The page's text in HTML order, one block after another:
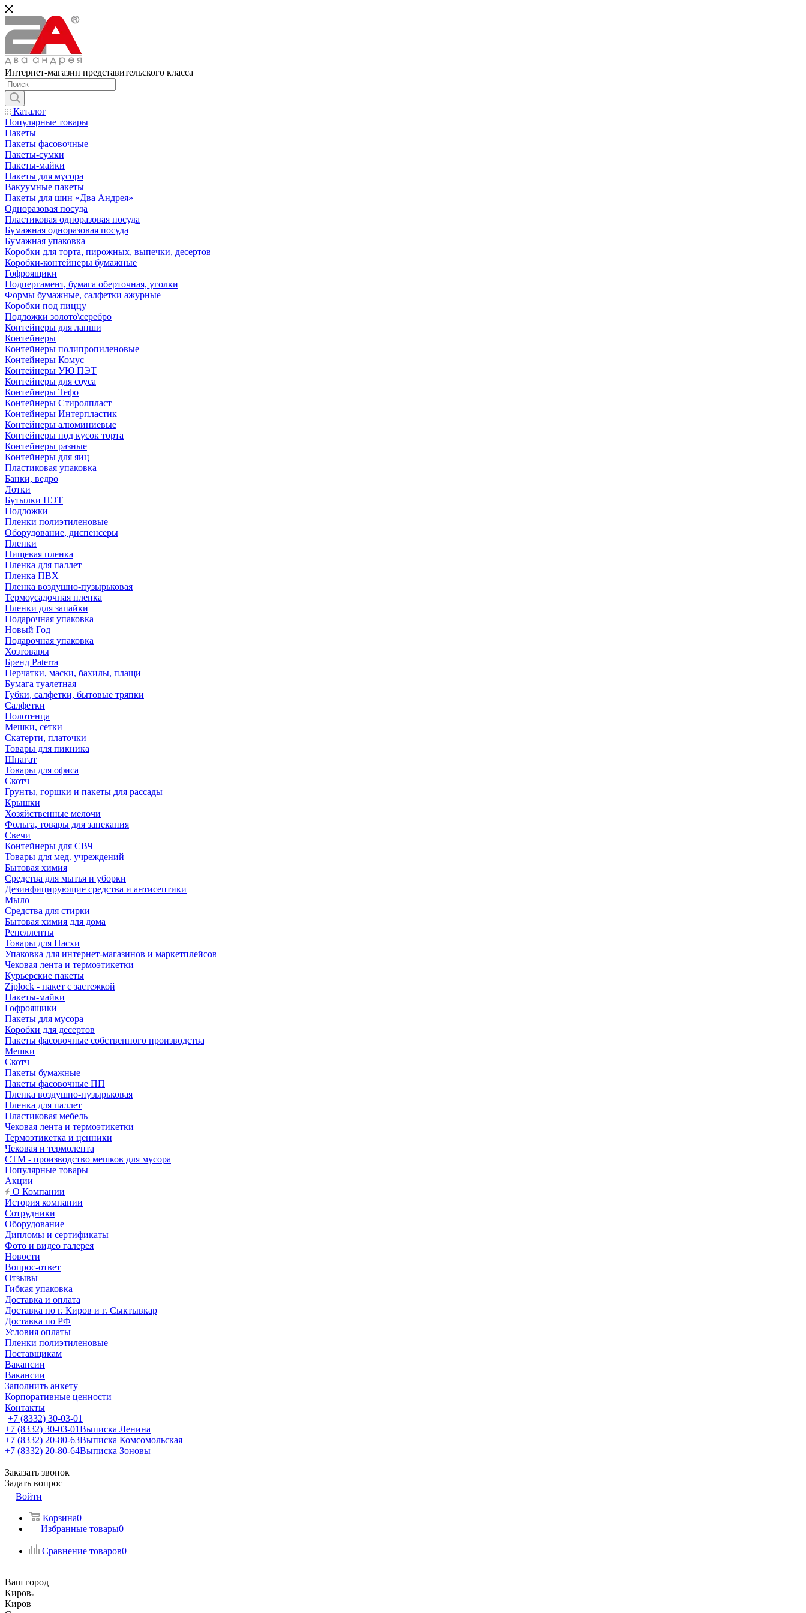
Интернет-магазин представительского класса
Каталог
Популярные товары
Пакеты
Пакеты фасовочные
Пакеты-сумки
Пакеты-майки
Пакеты для мусора
Вакуумные пакеты
Пакеты для шин «Два Андрея»
Одноразовая посуда
Пластиковая одноразовая посуда
Бумажная одноразовая посуда
Бумажная упаковка
Коробки для торта, пирожных, выпечки, десертов
Коробки-контейнеры бумажные
Гофроящики
Подпергамент, бумага оберточная, уголки
Формы бумажные, салфетки ажурные
Коробки под пиццу
Подложки золото\серебро
Контейнеры для лапши
Контейнеры
Контейнеры полипропиленовые
Контейнеры Комус
Контейнеры УЮ ПЭТ
Контейнеры для соуса
Контейнеры Тефо
Контейнеры Стиролпласт
Контейнеры Интерпластик
Контейнеры алюминиевые
Контейнеры под кусок торта
Контейнеры разные
Контейнеры для яиц
Пластиковая упаковка
Банки, ведро
Лотки
Бутылки ПЭТ
Подложки
Пленки полиэтиленовые
Оборудование, диспенсеры
Пленки
Пищевая пленка
Пленка для паллет
Пленка ПВХ
Пленка воздушно-пузырьковая
Термоусадочная пленка
Пленки для запайки
Подарочная упаковка
Новый Год
Подарочная упаковка
Хозтовары
Бренд Paterra
Перчатки, маски, бахилы, плащи
Бумага туалетная
Губки, салфетки, бытовые тряпки
Салфетки
Полотенца
Мешки, сетки
Скатерти, платочки
Товары для пикника
Шпагат
Товары для офиса
Скотч
Грунты, горшки и пакеты для рассады
Крышки
Хозяйственные мелочи
Фольга, товары для запекания
Свечи
Контейнеры для СВЧ
Товары для мед. учреждений
Бытовая химия
Средства для мытья и уборки
Дезинфицирующие средства и антисептики
Мыло
Средства для стирки
Бытовая химия для дома
Репелленты
Товары для Пасхи
Упаковка для интернет-магазинов и маркетплейсов
Чековая лента и термоэтикетки
Курьерские пакеты
Ziplock - пакет с застежкой
Пакеты-майки
Гофроящики
Пакеты для мусора
Коробки для десертов
Пакеты фасовочные собственного производства
Мешки
Скотч
Пакеты бумажные
Пакеты фасовочные ПП
Пленка воздушно-пузырьковая
Пленка для паллет
Пластиковая мебель
Чековая лента и термоэтикетки
Термоэтикетка и ценники
Чековая и термолента
СТМ - производство мешков для мусора
Популярные товары
Акции
О Компании
История компании
Сотрудники
Оборудование
Дипломы и сертификаты
Фото и видео галерея
Новости
Вопрос-ответ
Отзывы
Гибкая упаковка
Доставка и оплата
Доставка по г. Киров и г. Сыктывкар
Доставка по РФ
Условия оплаты
Пленки полиэтиленовые
Поставщикам
Вакансии
Вакансии
Заполнить анкету
Корпоративные ценности
Контакты
+7 (8332) 30-03-01
+7 (8332) 30-03-01Выписка Ленина
+7 (8332) 20-80-63Выписка Комсомольская
+7 (8332) 20-80-64Выписка Зоновы
Заказать звонок
Задать вопрос
Войти
Корзина0
Избранные товары0
Сравнение товаров0
Ваш город
Киров
Киров